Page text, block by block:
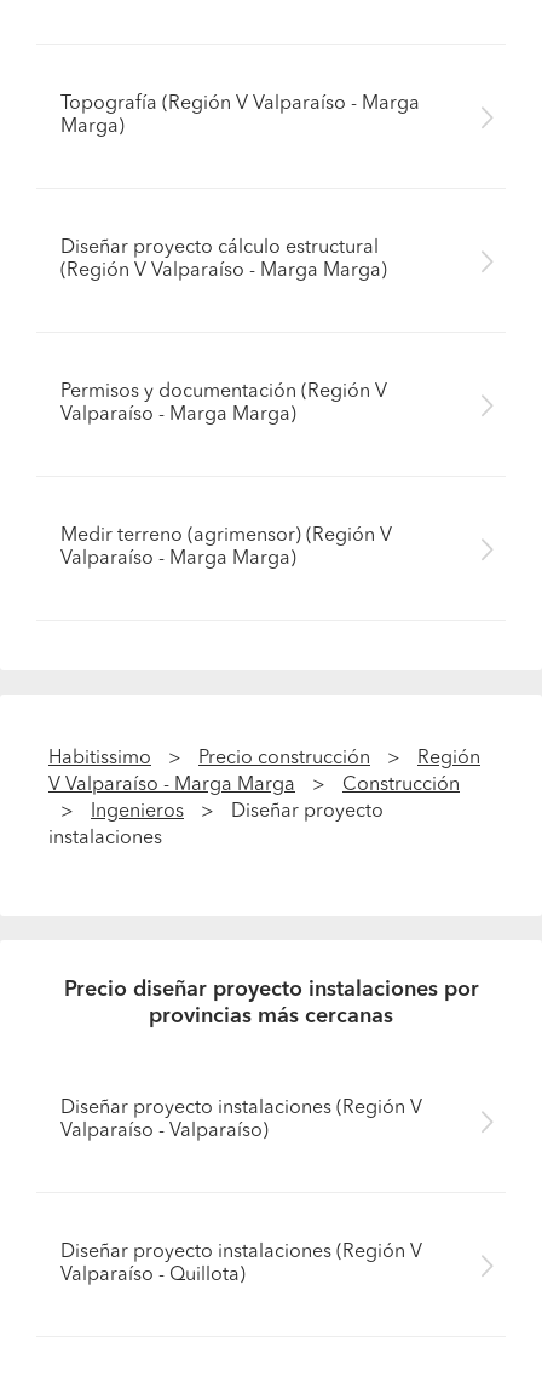
Topografía (Región V Valparaíso - Marga
Marga)
Diseñar proyecto cálculo estructural
(Región V Valparaíso - Marga Marga)
Permisos y documentación (Región V
Valparaíso - Marga Marga)
Medir terreno (agrimensor) (Región V
Valparaíso - Marga Marga)
Habitissimo Precio construcción
Región
V Valparaíso - Marga Marga
Construcción
Ingenieros
Diseñar proyecto
instalaciones
Precio diseñar proyecto instalaciones por
provincias más cercanas
Diseñar proyecto instalaciones (Región V
Valparaíso - Valparaíso)
Diseñar proyecto instalaciones (Región V
Valparaíso - Quillota)